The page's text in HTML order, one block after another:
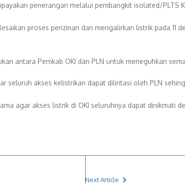
penerangan melalui pembangkit isolated/PLTS
proses perizinan dan mengalirkan listrik pada 11
antara Pemkab OKI dan PLN untuk meneguhkan
seluruh akses kelistrikan dapat dilintasi oleh PLN
agar akses listrik di OKI seluruhnya dapat dinikmati
Next Article